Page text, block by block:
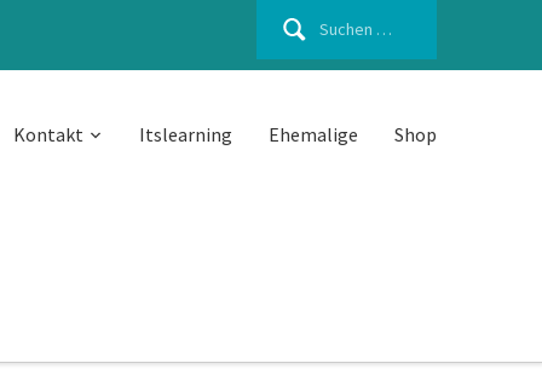
Suchen
Kontakt Itslearning Ehemalige Shop